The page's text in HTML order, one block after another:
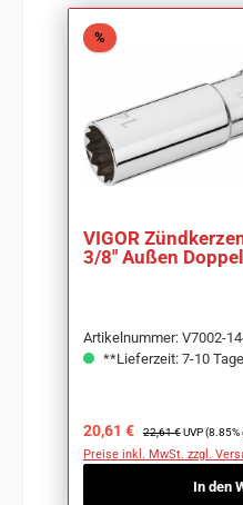
%Rabatt
VIGOR
3/8" Außen
Artikelnummer: V7002-
**Lieferzeit: 7-10 Tage
Verkaufspreis:
20,61 € Regulärer Preis:
22,61 € UVP (8.85%
Preise inkl. MwSt. zzgl.
In den